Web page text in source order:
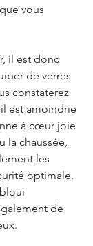
vous
il est donc
de verres
constaterez
est amoindrie
à cœur joie
la chaussée,
les
optimale.
de